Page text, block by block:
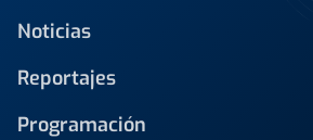
Noticias
Reportajes
Programación